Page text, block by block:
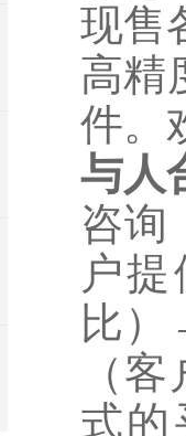
现售
高精
件。
与人
咨
户
比
（
式